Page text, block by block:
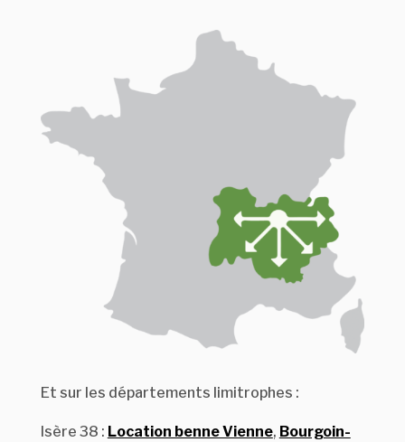
Et sur les départements limitrophes :
Isère 38 : Location benne Vienne, Bourgoin-